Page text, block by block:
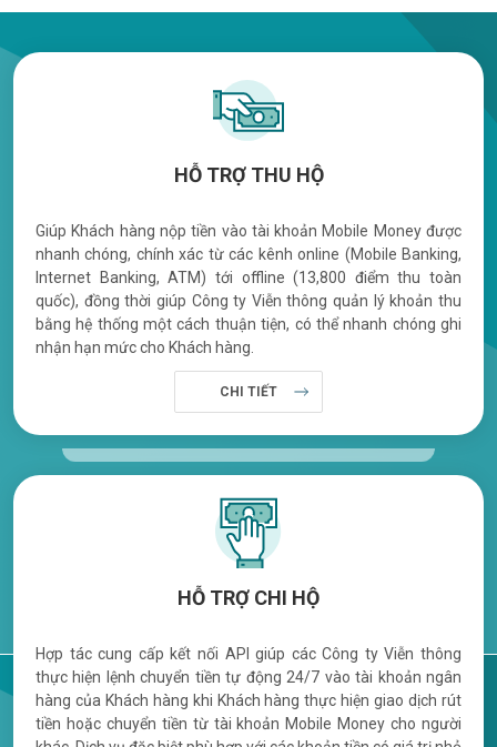
HỖ TRỢ THU HỘ
Giúp Khách hàng nộp tiền vào tài khoản Mobile Money được
nhanh chóng, chính xác từ các kênh online (Mobile Banking,
Internet Banking, ATM) tới offline (13,800 điểm thu toàn
quốc), đồng thời giúp Công ty Viễn thông quản lý khoản thu
bằng hệ thống một cách thuận tiện, có thể nhanh chóng ghi
nhận hạn mức cho Khách hàng.
CHI TIẾT
HỖ TRỢ CHI HỘ
Hợp tác cung cấp kết nối API giúp các Công ty Viễn thông
thực hiện lệnh chuyển tiền tự động 24/7 vào tài khoản ngân
hàng của Khách hàng khi Khách hàng thực hiện giao dịch rút
tiền hoặc chuyển tiền từ tài khoản Mobile Money cho người